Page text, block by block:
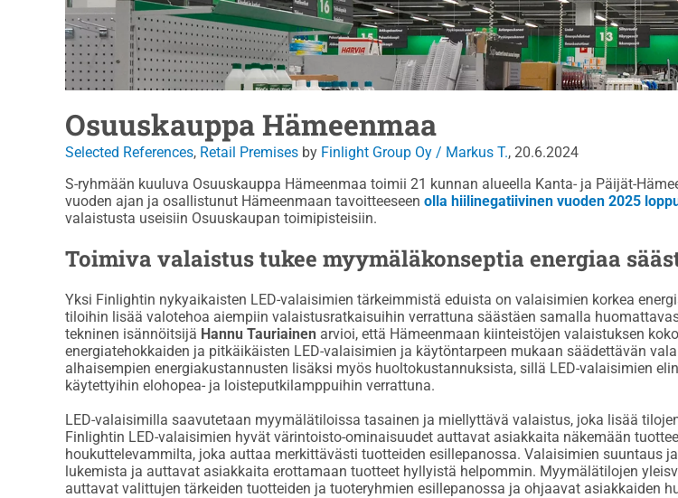
Osuuskauppa Hämeenmaa
Selected References, Retail Premises by Finlight Group Oy / Markus T., 20.6.2024
S-ryhmään kuuluva Osuuskauppa Hämeenmaa toimii 21 kunnan alueella Kanta- ja Päijät-
vuoden ajan ja osallistunut Hämeenmaan tavoitteeseen olla hiilinegatiivinen vuoden 2025
valaistusta useisiin Osuuskaupan toimipisteisiin.
Toimiva valaistus tukee myymäläkonseptia energiaa
Yksi Finlightin nykyaikaisten LED-valaisimien tärkeimmistä eduista on valaisimien korkea
tiloihin lisää valotehoa aiempiin valaistusratkaisuihin verrattuna säästäen samalla
tekninen isännöitsijä Hannu Tauriainen arvioi, että Hämeenmaan kiinteistöjen valaistuksen
energiatehokkaiden ja pitkäikäisten LED-valaisimien ja käytöntarpeen mukaan säädettävän
alhaisempien energiakustannusten lisäksi myös huoltokustannuksista, sillä LED-valaisimien
käytettyihin elohopea- ja loisteputkilamppuihin verrattuna.
LED-valaisimilla saavutetaan myymälätiloissa tasainen ja miellyttävä valaistus, joka lisää
Finlightin LED-valaisimien hyvät värintoisto-ominaisuudet auttavat asiakkaita näkemään
houkuttelevammilta, joka auttaa merkittävästi tuotteiden esillepanossa. Valaisimien suuntaus
lukemista ja auttavat asiakkaita erottamaan tuotteet hyllyistä helpommin. Myymälätilojen
auttavat valittujen tärkeiden tuotteiden ja tuoteryhmien esillepanossa ja ohjaavat asiakkaiden